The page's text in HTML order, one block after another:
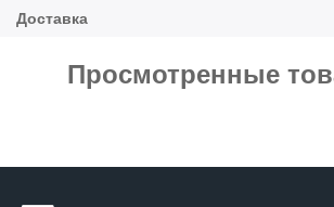
Просмотренные